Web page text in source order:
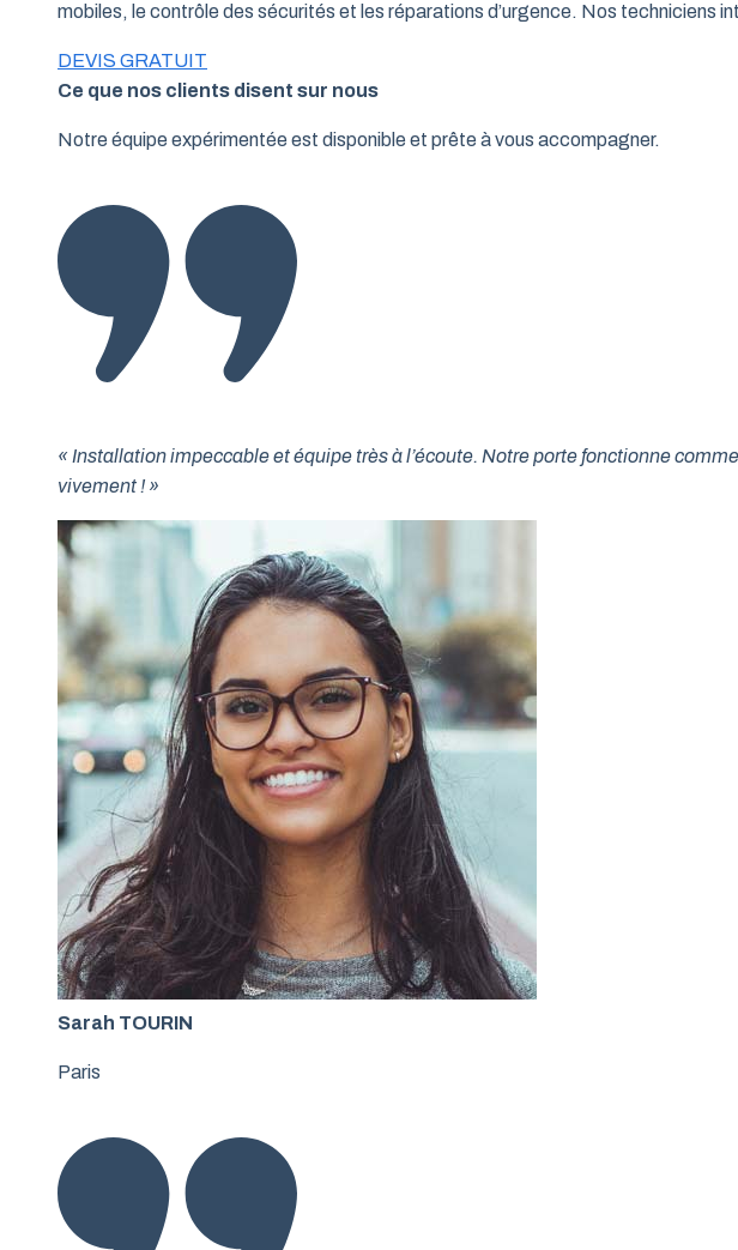
mobiles, le contrôle des sécurités et les réparations d’urgence. Nos techniciens
DEVIS GRATUIT
Ce que nos clients disent sur nous
Notre équipe expérimentée est disponible et prête à vous accompagner.
« Installation impeccable et équipe très à l’écoute. Notre porte fonctionne
vivement ! »
Sarah TOURIN
Paris